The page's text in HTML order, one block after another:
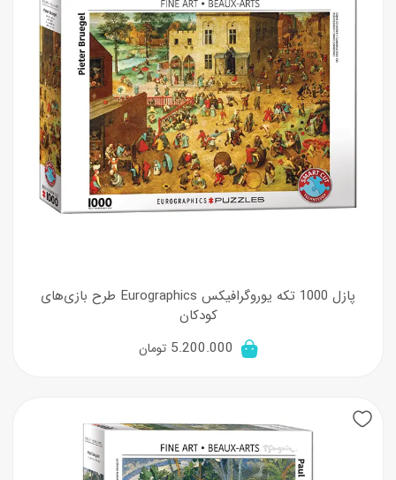
پازل 1000 تکه یوروگرافیکس Eurographics طرح بازی‌های
کودکان
5.200.000 تومان